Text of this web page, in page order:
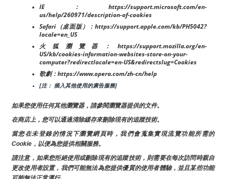
IE：https://support.microsoft.com/en-
us/help/260971/description-of-cookies
Safari（桌面版）：https://support.apple.com/kb/PH5042?
locale=en_US
火狐瀏覽器：https://support.mozilla.org/en-
US/kb/cookies-information-websites-store-on-your-
computer?redirectlocale=en-US&redirectslug=Cookies
歌劇：https://www.opera.com/zh-cn/help
[注： 插入其他使用的廣告服務]
如果您使用任何其他瀏覽器，請參閱瀏覽器提供的文件。
在商店上，您可以通過清除緩存來刪除現有的追蹤技術。
當您在未登錄的情況下瀏覽網頁時，我們會蒐集實現流覽功能所需的
Cookie，以便為您提供相關服務。
請注意，如果您拒絕使用或刪除現有的追蹤技術，則需要在每次訪問時親自
更改使用者設置，我們可能無法為您提供優質的使用者體驗，並且某些功能